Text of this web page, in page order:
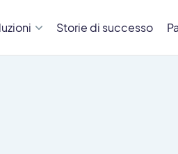
Storie di successo